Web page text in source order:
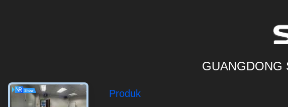
GUANGDONG
Produk